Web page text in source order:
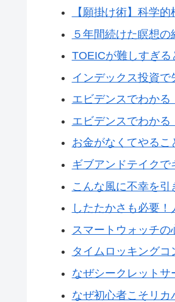
【願掛け術】科学
５年間続けた瞑想
TOEICが難しすぎる
インデックス投資
エビデンスでわか
エビデンスでわか
お金がなくてやる
ギブアンドテイク
こんな風に不幸を
したたかさも必要
スマートウォッチ
タイムロッキング
なぜシークレット
なぜ初心者こそリカ